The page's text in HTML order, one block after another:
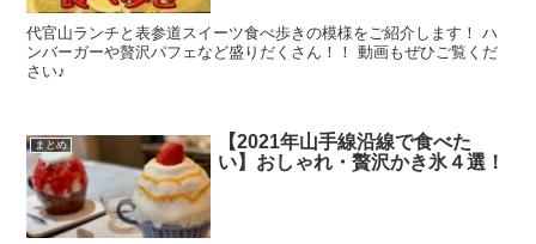
代官山ランチと表参道スイーツ食べ歩きの模様をご紹介します！ ハ
ンバーガーや贅沢パフェなど盛りだくさん！！ 動画もぜひご覧くだ
さい♪
まとめ
【2021年山手線沿線で食べた
い】おしゃれ・贅沢かき氷４選！